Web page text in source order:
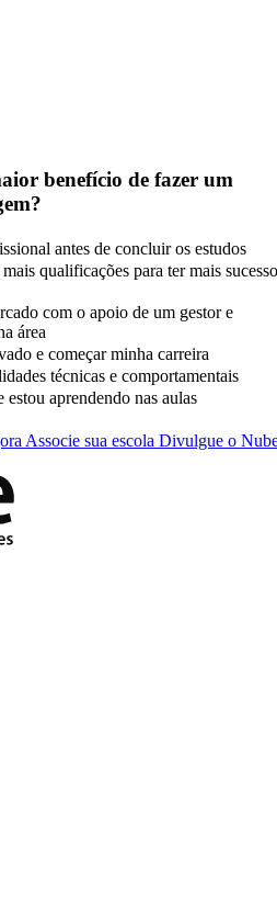
benefício de fazer um
antes de concluir os estudos
qualificações para ter mais sucesso
com o apoio de um gestor e
área
e começar minha carreira
técnicas e comportamentais
aprendendo nas aulas
Associe sua escola Divulgue o